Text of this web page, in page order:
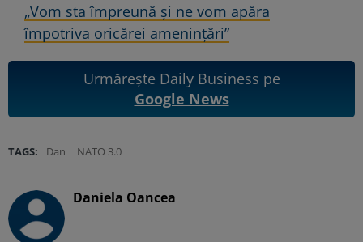
„Vom sta împreună şi ne vom apăra
împotriva oricărei ameninţări”
Urmărește Daily Business pe
Google News
TAGS: Dan NATO 3.0
Daniela Oancea